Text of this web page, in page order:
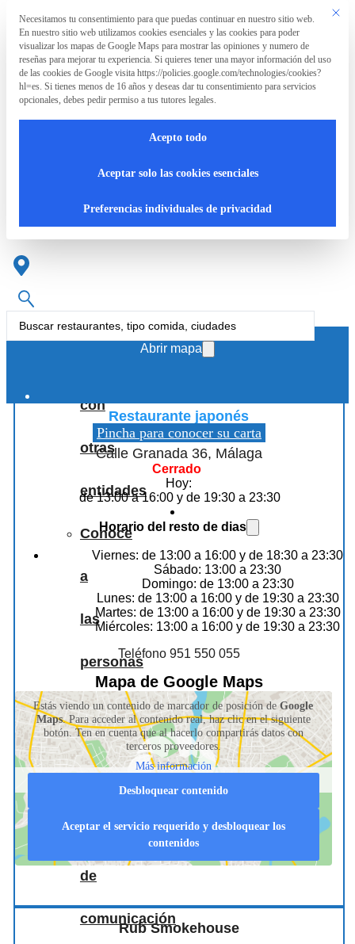
Saltar al contenido principal Saltar al pie de página
La
Asociación
La
accesibles
con
otras
entidades
Conoce
a
las
personas
que
nos
apoyan
Medios
de
comunicación
RpT>
de Málaga
Search
...
Abrir mapa
Restaurante japonés
Pincha para conocer su carta
Calle Granada 36, Málaga
Cerrado
Hoy:
de 13:00 a 16:00 y de 19:30 a 23:30
Horario del resto de dias
Viernes: de 13:00 a 16:00 y de 18:30 a 23:30
Sábado: 13:00 a 23:30
Domingo: de 13:00 a 23:30
Lunes: de 13:00 a 16:00 y de 19:30 a 23:30
Martes: de 13:00 a 16:00 y de 19:30 a 23:30
Miércoles: 13:00 a 16:00 y de 19:30 a 23:30
Teléfono 951 550 055
Mapa de Google Maps
Estás viendo un contenido de marcador de posición deGoogle
Maps. Para acceder al contenido real, haz clic en el siguiente
botón. Ten en cuenta que al hacerlo compartirás datos con
terceros proveedores.
Más información
Desbloquear contenido
Aceptar el servicio requerido y desbloquear los
contenidos
Rub Smokehouse
Este
Preferencia de privacidad
Necesitamos tu consentimiento para que puedas continuar en nuestro sitio web.
En nuestro sitio web utilizamos cookies esenciales y las cookies para poder
visualizar los mapas de Google Maps para mostrar las opiniones y numero de
reseñas para mejorar tu experiencia. Si quieres tener una mayor información del uso
de las cookies de Google visita https://policies.google.com/technologies/cookies?
hl=es. Si tienes menos de 16 años y deseas dar tu consentimiento para servicios
opcionales, debes pedir permiso a tus tutores legales.
Acepto todo
Aceptar solo las cookies esenciales
Preferencias individuales de privacidad